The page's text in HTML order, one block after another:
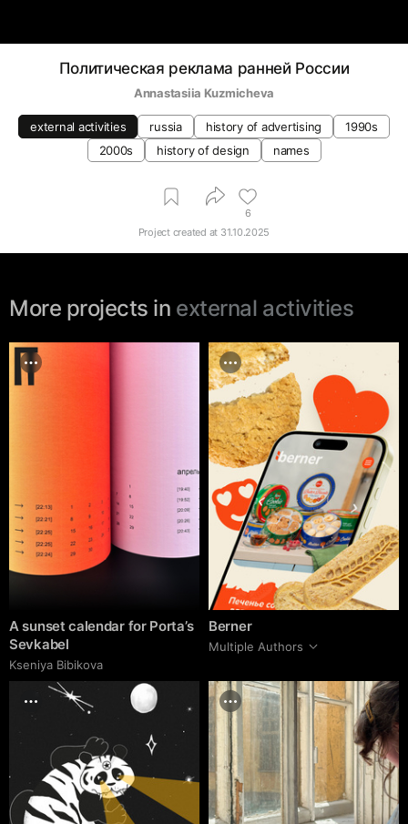
Политическая реклама ранней России
Annastasiia Kuzmicheva
external activities russia history of advertising
1990s
2000s
history of design names
6
Project created at 31.10.2025
More projects in external activities
A sunset calendar for Porta’s
Sevkabel
Kseniya Bibikova
Berner
Multiple Authors